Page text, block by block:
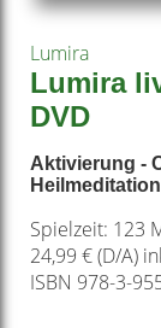
Lumira
Lumira
DVD
Aktivierung -
Heilmeditation
Spielzeit: 123
24,99 € (D/A)
ISBN 978-3-